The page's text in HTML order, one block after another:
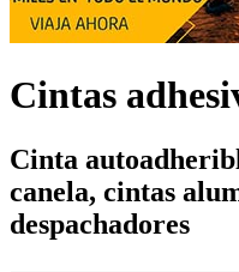
Cintas
Cinta
canela, cintas
despachadores